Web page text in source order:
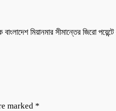
মিয়ানমার সীমান্তের জিরো
marked *